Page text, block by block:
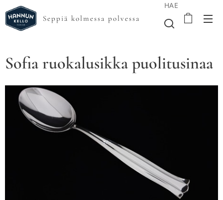
Seppiä kolmessa polvessa
HAE
Sofia ruokalusikka puolitusinaa